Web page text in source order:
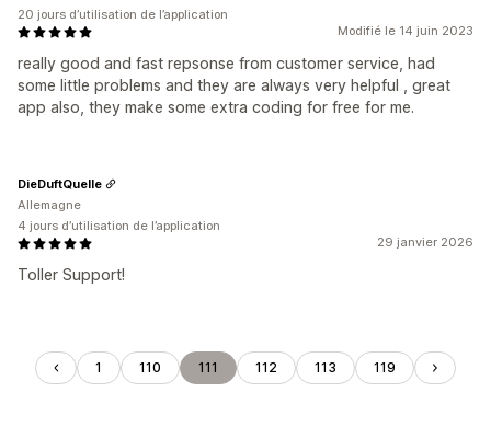
Modifié le 14 juin 2023
really good and fast repsonse from customer service, had
some little problems and they are always very helpful , great
app also, they make some extra coding for free for me.
20 jours d’utilisation de l’application
29 janvier 2026
Toller Support!
DieDuftQuelle
Allemagne
4 jours d’utilisation de l’application
1 110 111 112 113 119